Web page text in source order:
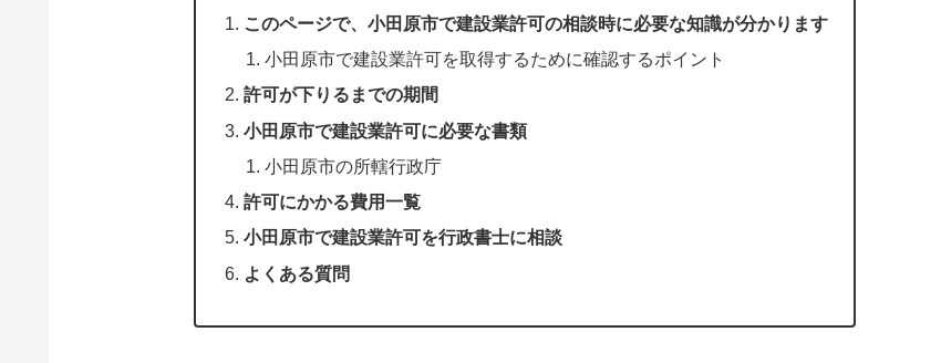
このページで、小田原市で建設業許可の相談時に必要な知識が分かります
小田原市で建設業許可を取得するために確認するポイント
許可が下りるまでの期間
小田原市で建設業許可に必要な書類
小田原市の所轄行政庁
許可にかかる費用一覧
小田原市で建設業許可を行政書士に相談
よくある質問